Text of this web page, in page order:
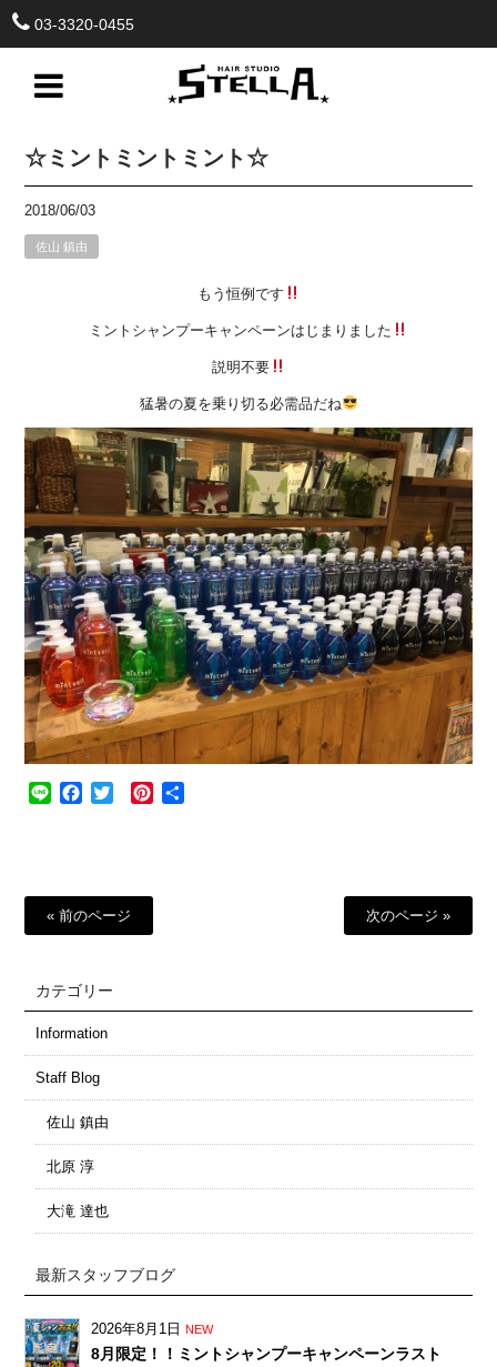
03-3320-0455
☆ミントミントミント☆
2018/06/03
佐山 鎮由
もう恒例です
ミントシャンプーキャンペーンはじまりました
説明不要
猛暑の夏を乗り切る必需品だね
Line Facebook
Twitter Pinterest
« 前のページ 次のページ »
カテゴリー
Information
Staff Blog
佐山 鎮由
北原 淳
大滝 達也
最新スタッフブログ
2026年8月1日 NEW
8月限定！！ミントシャンプーキャンペーンラスト